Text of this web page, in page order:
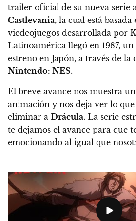
trailer oficial de su nueva serie
Castlevania, la cual está basada
viedeojuegos desarrollada por
Latinoamérica llegó en 1987, un
estreno en Japón, a través de la
Nintendo: NES.
El breve avance nos muestra
animación y nos deja ver lo que
eliminar a Drácula. La serie
te dejamos el avance para que
emocionando al igual que